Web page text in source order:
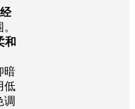
和
暗
低
调